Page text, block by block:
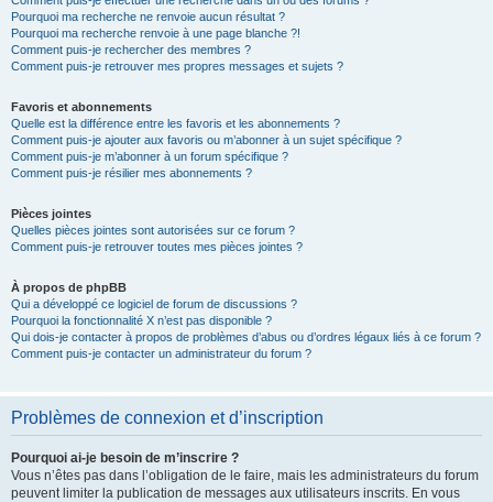
Pourquoi ma recherche ne renvoie aucun résultat ?
Pourquoi ma recherche renvoie à une page blanche ?!
Comment puis-je rechercher des membres ?
Comment puis-je retrouver mes propres messages et sujets ?
Favoris et abonnements
Quelle est la différence entre les favoris et les abonnements ?
Comment puis-je ajouter aux favoris ou m’abonner à un sujet spécifique ?
Comment puis-je m’abonner à un forum spécifique ?
Comment puis-je résilier mes abonnements ?
Pièces jointes
Quelles pièces jointes sont autorisées sur ce forum ?
Comment puis-je retrouver toutes mes pièces jointes ?
À propos de phpBB
Qui a développé ce logiciel de forum de discussions ?
Pourquoi la fonctionnalité X n’est pas disponible ?
Qui dois-je contacter à propos de problèmes d’abus ou d’ordres légaux liés à ce forum ?
Comment puis-je contacter un administrateur du forum ?
Problèmes de connexion et d’inscription
Pourquoi ai-je besoin de m’inscrire ?
Vous n’êtes pas dans l’obligation de le faire, mais les administrateurs du forum
peuvent limiter la publication de messages aux utilisateurs inscrits. En vous